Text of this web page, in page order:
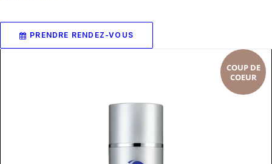
PRENDRE RENDEZ-VOUS
99.80$
COUP DE
COEUR